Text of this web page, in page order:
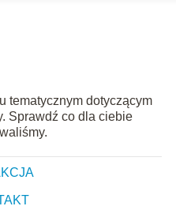
tematycznym dotyczącym
Sprawdź co dla ciebie